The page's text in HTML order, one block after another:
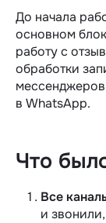
До начала
основном
работу с
обработки
в WhatsApp.
Что
Все
и